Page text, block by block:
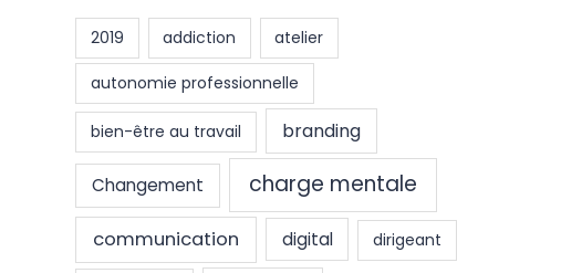
2019 addiction atelier
autonomie professionnelle
bien-être au travail branding
Changement charge mentale
communication digital dirigeant